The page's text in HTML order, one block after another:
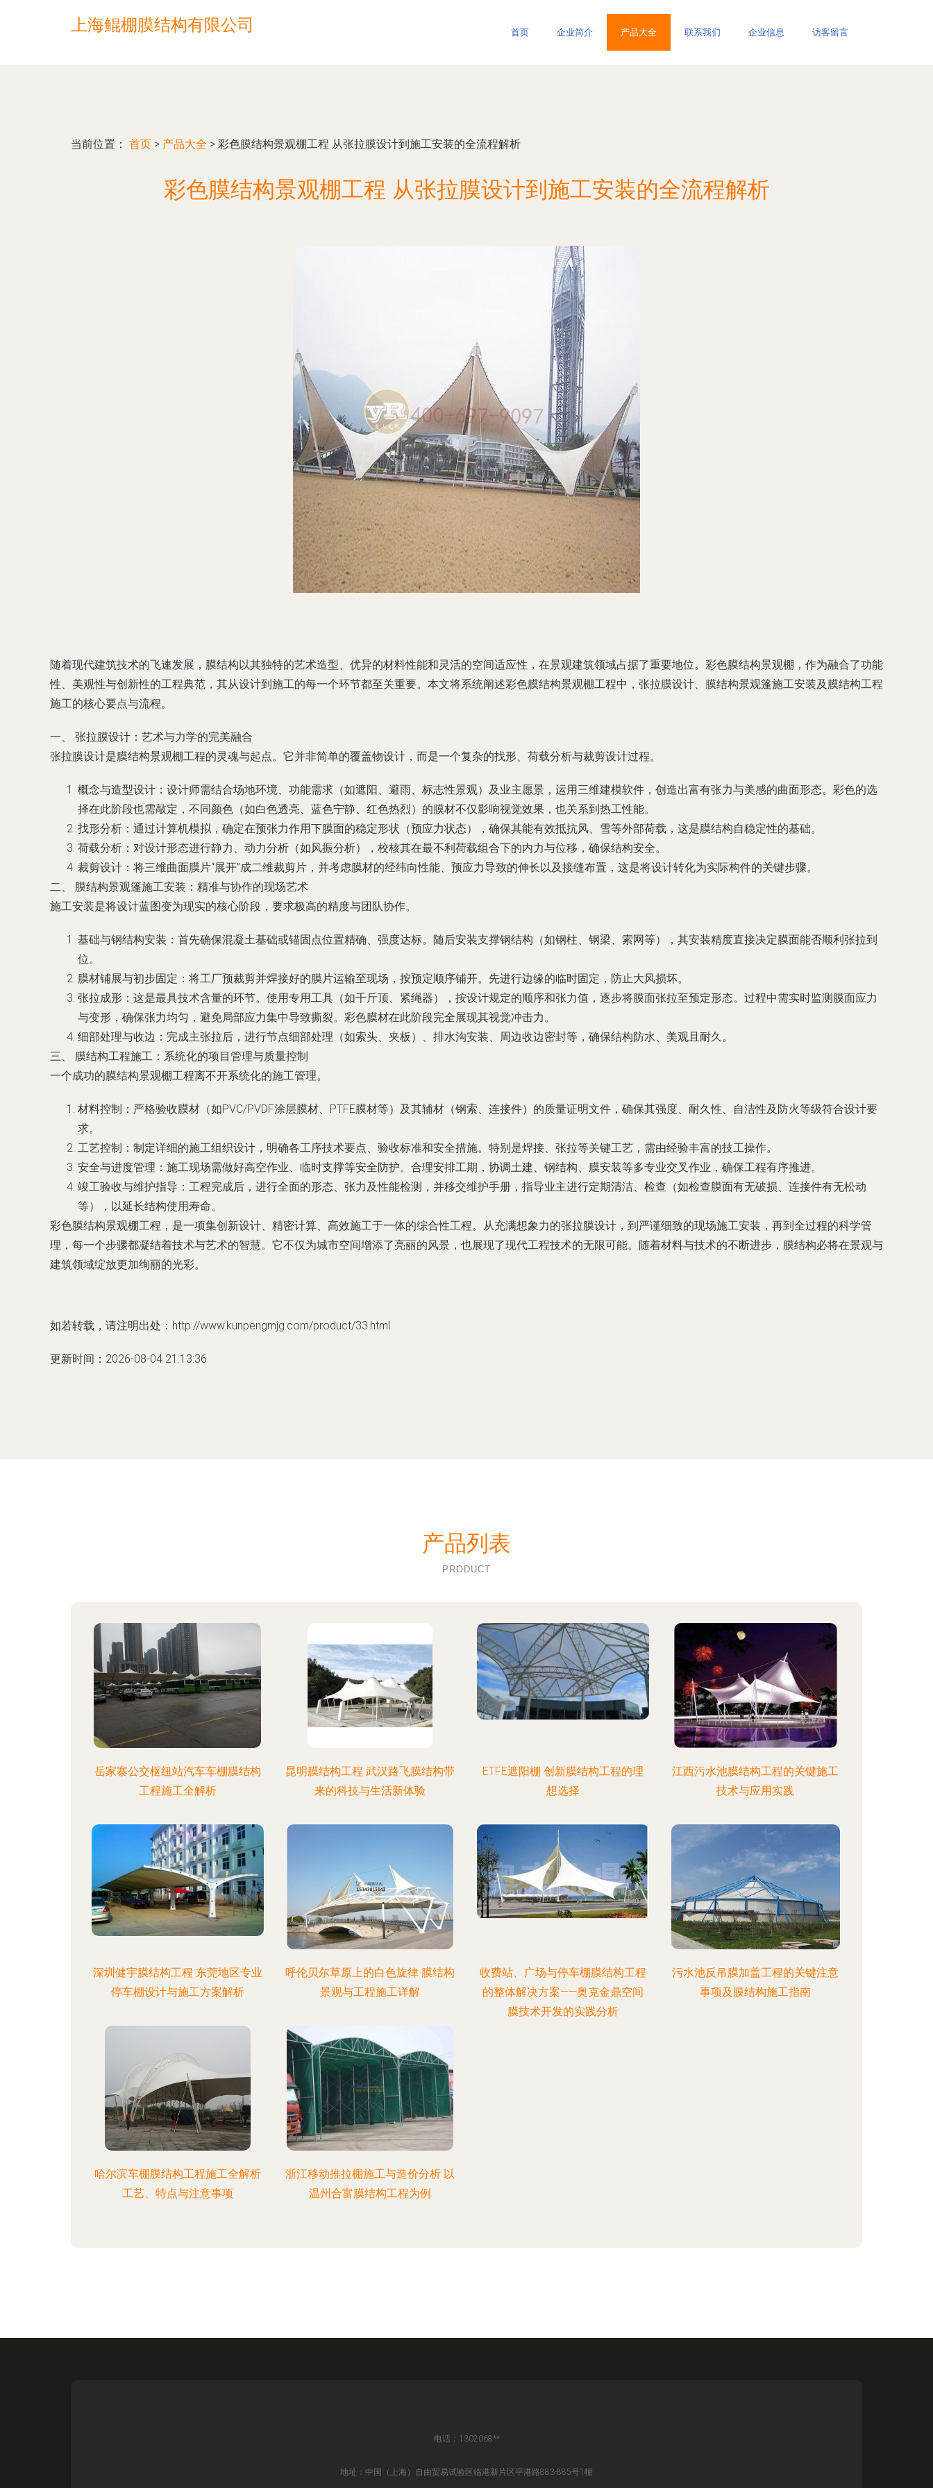
上海鲲棚膜结构有限公司 首页 企业简介 产品大全 联系我们 企业信息 访客留言
当前位置： 首页 > 产品大全 > 彩色膜结构景观棚工程 从张拉膜设计到施工安装的全流程解析
彩色膜结构景观棚工程 从张拉膜设计到施工安装的全流程解析
随着现代建筑技术的飞速发展，膜结构以其独特的艺术造型、优异的材料性能和灵活的空间适应性，在景观建筑领域占据了重要地位。彩色膜结构景观棚，作为融合了功能
性、美观性与创新性的工程典范，其从设计到施工的每一个环节都至关重要。本文将系统阐述彩色膜结构景观棚工程中，张拉膜设计、膜结构景观篷施工安装及膜结构工程
施工的核心要点与流程。
一、 张拉膜设计：艺术与力学的完美融合
张拉膜设计是膜结构景观棚工程的灵魂与起点。它并非简单的覆盖物设计，而是一个复杂的找形、荷载分析与裁剪设计过程。
概念与造型设计：设计师需结合场地环境、功能需求（如遮阳、避雨、标志性景观）及业主愿景，运用三维建模软件，创造出富有张力与美感的曲面形态。彩色的选
择在此阶段也需敲定，不同颜色（如白色透亮、蓝色宁静、红色热烈）的膜材不仅影响视觉效果，也关系到热工性能。
找形分析：通过计算机模拟，确定在预张力作用下膜面的稳定形状（预应力状态），确保其能有效抵抗风、雪等外部荷载，这是膜结构自稳定性的基础。
荷载分析：对设计形态进行静力、动力分析（如风振分析），校核其在最不利荷载组合下的内力与位移，确保结构安全。
裁剪设计：将三维曲面膜片“展开”成二维裁剪片，并考虑膜材的经纬向性能、预应力导致的伸长以及接缝布置，这是将设计转化为实际构件的关键步骤。
二、 膜结构景观篷施工安装：精准与协作的现场艺术
施工安装是将设计蓝图变为现实的核心阶段，要求极高的精度与团队协作。
基础与钢结构安装：首先确保混凝土基础或锚固点位置精确、强度达标。随后安装支撑钢结构（如钢柱、钢梁、索网等），其安装精度直接决定膜面能否顺利张拉到
位。
膜材铺展与初步固定：将工厂预裁剪并焊接好的膜片运输至现场，按预定顺序铺开。先进行边缘的临时固定，防止大风损坏。
张拉成形：这是最具技术含量的环节。使用专用工具（如千斤顶、紧绳器），按设计规定的顺序和张力值，逐步将膜面张拉至预定形态。过程中需实时监测膜面应力
与变形，确保张力均匀，避免局部应力集中导致撕裂。彩色膜材在此阶段完全展现其视觉冲击力。
细部处理与收边：完成主张拉后，进行节点细部处理（如索头、夹板）、排水沟安装、周边收边密封等，确保结构防水、美观且耐久。
三、 膜结构工程施工：系统化的项目管理与质量控制
一个成功的膜结构景观棚工程离不开系统化的施工管理。
材料控制：严格验收膜材（如PVC/PVDF涂层膜材、PTFE膜材等）及其辅材（钢索、连接件）的质量证明文件，确保其强度、耐久性、自洁性及防火等级符合设计要
求。
工艺控制：制定详细的施工组织设计，明确各工序技术要点、验收标准和安全措施。特别是焊接、张拉等关键工艺，需由经验丰富的技工操作。
安全与进度管理：施工现场需做好高空作业、临时支撑等安全防护。合理安排工期，协调土建、钢结构、膜安装等多专业交叉作业，确保工程有序推进。
竣工验收与维护指导：工程完成后，进行全面的形态、张力及性能检测，并移交维护手册，指导业主进行定期清洁、检查（如检查膜面有无破损、连接件有无松动
等），以延长结构使用寿命。
彩色膜结构景观棚工程，是一项集创新设计、精密计算、高效施工于一体的综合性工程。从充满想象力的张拉膜设计，到严谨细致的现场施工安装，再到全过程的科学管
理，每一个步骤都凝结着技术与艺术的智慧。它不仅为城市空间增添了亮丽的风景，也展现了现代工程技术的无限可能。随着材料与技术的不断进步，膜结构必将在景观与
建筑领域绽放更加绚丽的光彩。
如若转载，请注明出处：http://www.kunpengmjg.com/product/33.html
更新时间：2026-08-04 21:13:36
产品列表
PRODUCT
岳家寨公交枢纽站汽车车棚膜结构
工程施工全解析
昆明膜结构工程 武汉路飞膜结构带
来的科技与生活新体验
ETFE遮阳棚 创新膜结构工程的理
想选择
江西污水池膜结构工程的关键施工
技术与应用实践
深圳健宇膜结构工程 东莞地区专业
停车棚设计与施工方案解析
呼伦贝尔草原上的白色旋律 膜结构
景观与工程施工详解
收费站、广场与停车棚膜结构工程
的整体解决方案——奥克金鼎空间
膜技术开发的实践分析
污水池反吊膜加盖工程的关键注意
事项及膜结构施工指南
哈尔滨车棚膜结构工程施工全解析
工艺、特点与注意事项
浙江移动推拉棚施工与造价分析 以
温州合富膜结构工程为例
电话：1302068**
地址：中国（上海）自由贸易试验区临港新片区平港路883-885号1幢